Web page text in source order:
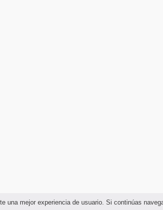
una mejor experiencia de usuario. Si continúas